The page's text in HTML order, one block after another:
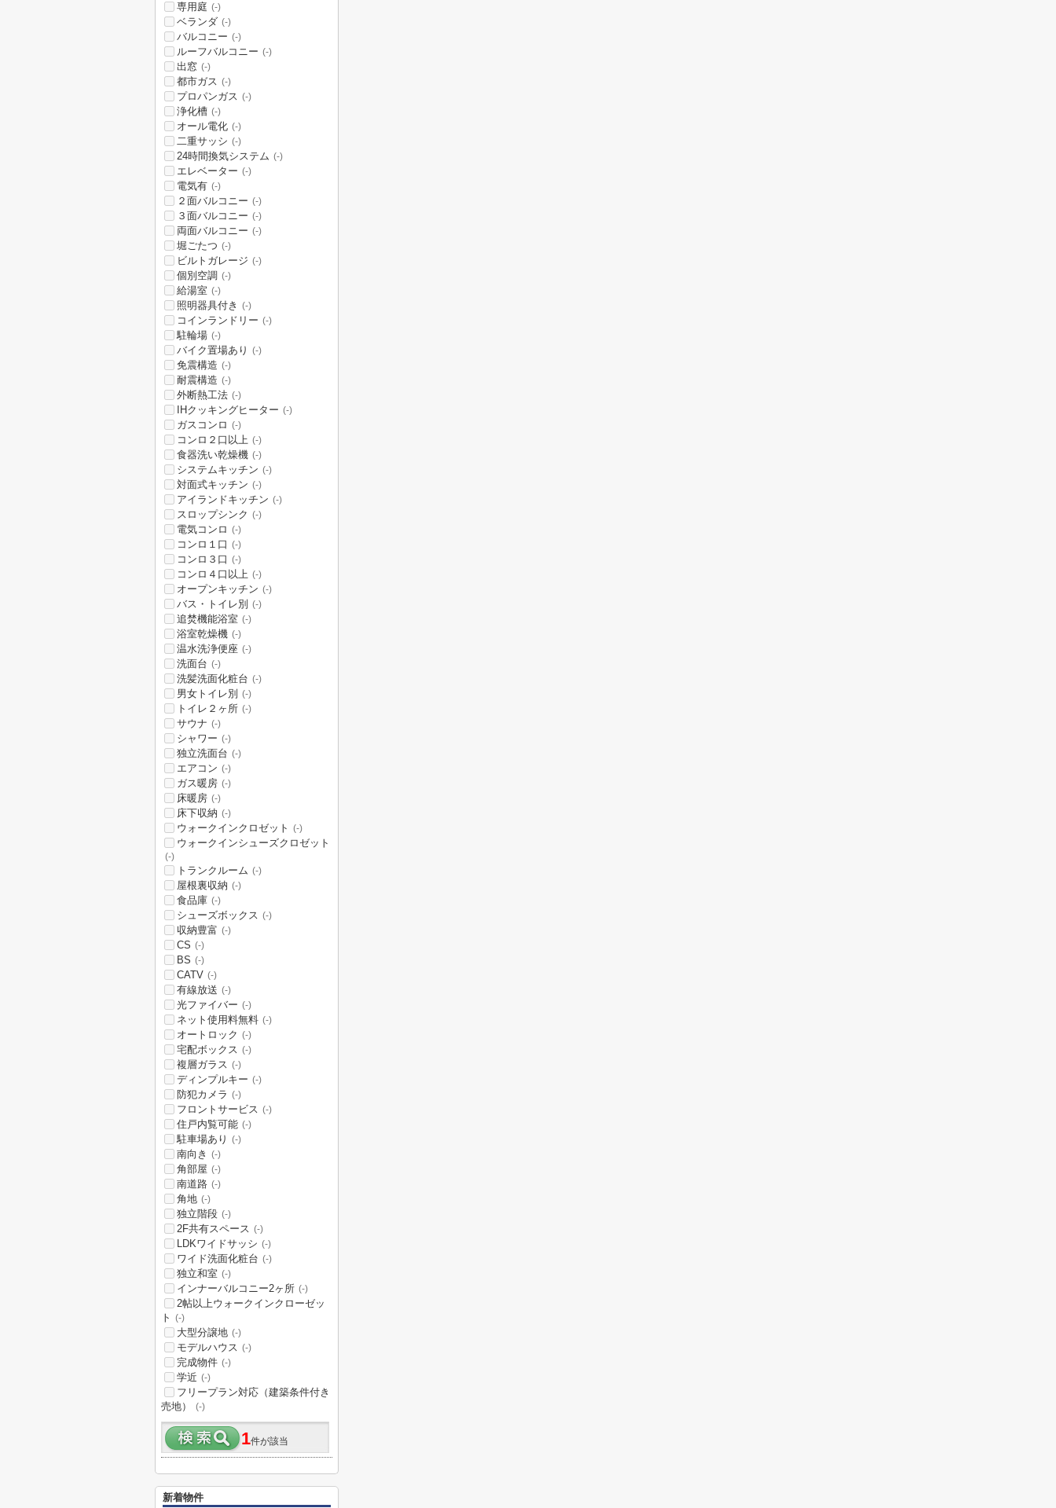
専用庭 (-)
ベランダ (-)
バルコニー (-)
ルーフバルコニー (-)
出窓 (-)
都市ガス (-)
プロパンガス (-)
浄化槽 (-)
オール電化 (-)
二重サッシ (-)
24時間換気システム (-)
エレベーター (-)
電気有 (-)
２面バルコニー (-)
３面バルコニー (-)
両面バルコニー (-)
堀ごたつ (-)
ビルトガレージ (-)
個別空調 (-)
給湯室 (-)
照明器具付き (-)
コインランドリー (-)
駐輪場 (-)
バイク置場あり (-)
免震構造 (-)
耐震構造 (-)
外断熱工法 (-)
IHクッキングヒーター (-)
ガスコンロ (-)
コンロ２口以上 (-)
食器洗い乾燥機 (-)
システムキッチン (-)
対面式キッチン (-)
アイランドキッチン (-)
スロップシンク (-)
電気コンロ (-)
コンロ１口 (-)
コンロ３口 (-)
コンロ４口以上 (-)
オープンキッチン (-)
バス・トイレ別 (-)
追焚機能浴室 (-)
浴室乾燥機 (-)
温水洗浄便座 (-)
洗面台 (-)
洗髪洗面化粧台 (-)
男女トイレ別 (-)
トイレ２ヶ所 (-)
サウナ (-)
シャワー (-)
独立洗面台 (-)
エアコン (-)
ガス暖房 (-)
床暖房 (-)
床下収納 (-)
ウォークインクロゼット (-)
ウォークインシューズクロゼット
(-)
トランクルーム (-)
屋根裏収納 (-)
食品庫 (-)
シューズボックス (-)
収納豊富 (-)
CS (-)
BS (-)
CATV (-)
有線放送 (-)
光ファイバー (-)
ネット使用料無料 (-)
オートロック (-)
宅配ボックス (-)
複層ガラス (-)
ディンプルキー (-)
防犯カメラ (-)
フロントサービス (-)
住戸内覧可能 (-)
駐車場あり (-)
南向き (-)
角部屋 (-)
南道路 (-)
角地 (-)
独立階段 (-)
2F共有スペース (-)
LDKワイドサッシ (-)
ワイド洗面化粧台 (-)
独立和室 (-)
インナーバルコニー2ヶ所 (-)
2帖以上ウォークインクローゼッ
ト
(-)
大型分譲地 (-)
モデルハウス (-)
完成物件 (-)
学近 (-)
フリープラン対応（建築条件付き
売地）
(-)
1件が該当
新着物件